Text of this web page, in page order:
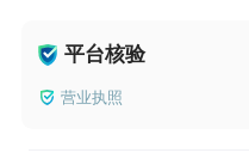
平台核验
营业执照